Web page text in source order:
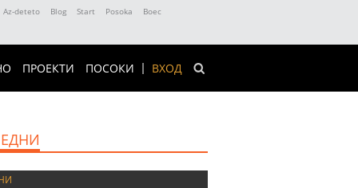
Az-deteto Blog Start Posoka
Boec
ВХОД
ПРОЕКТИ ПОСОКИ